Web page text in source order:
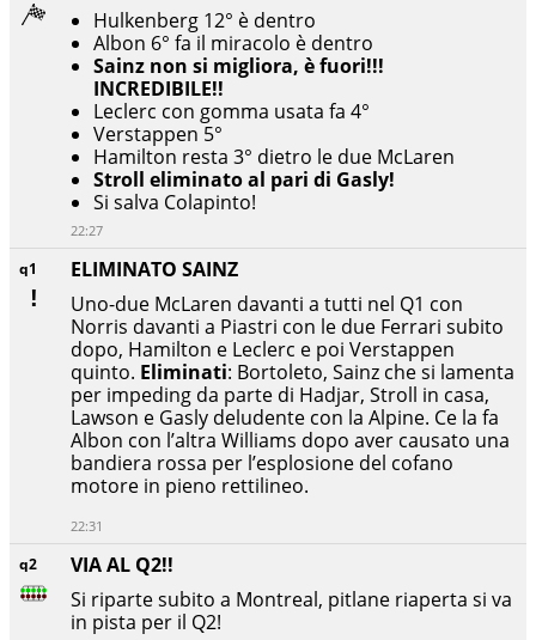
q2
VIA AL Q2!!
Si riparte subito a Montreal, pitlane riaperta si va
in pista per il Q2!
q1
ELIMINATO SAINZ
Uno-due McLaren davanti a tutti nel Q1 con
Norris davanti a Piastri con le due Ferrari subito
dopo, Hamilton e Leclerc e poi Verstappen
quinto. Eliminati: Bortoleto, Sainz che si lamenta
per impeding da parte di Hadjar, Stroll in casa,
Lawson e Gasly deludente con la Alpine. Ce la fa
Albon con l’altra Williams dopo aver causato una
bandiera rossa per l’esplosione del cofano
motore in pieno rettilineo.
22:31
Hulkenberg 12° è dentro
Albon 6° fa il miracolo è dentro
Sainz non si migliora, è fuori!!!
INCREDIBILE!!
Leclerc con gomma usata fa 4°
Verstappen 5°
Hamilton resta 3° dietro le due McLaren
Stroll eliminato al pari di Gasly!
Si salva Colapinto!
22:27